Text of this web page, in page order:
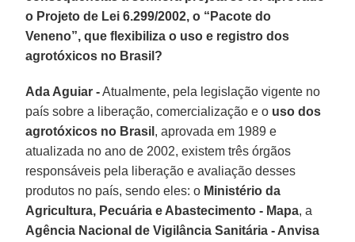
o Projeto de Lei 6.299/2002, o “Pacote do
Veneno”, que flexibiliza o uso e registro dos
agrotóxicos no Brasil?
Ada Aguiar -Atualmente, pela legislação vigente no
país sobre a liberação, comercialização e o uso dos
agrotóxicos no Brasil , aprovada em 1989 e
atualizada no ano de 2002, existem três órgãos
responsáveis pela liberação e avaliação desses
produtos no país, sendo eles: o Ministério da
Agricultura, Pecuária e Abastecimento - Mapa, a
Agência Nacional de Vigilância Sanitária - Anvisa